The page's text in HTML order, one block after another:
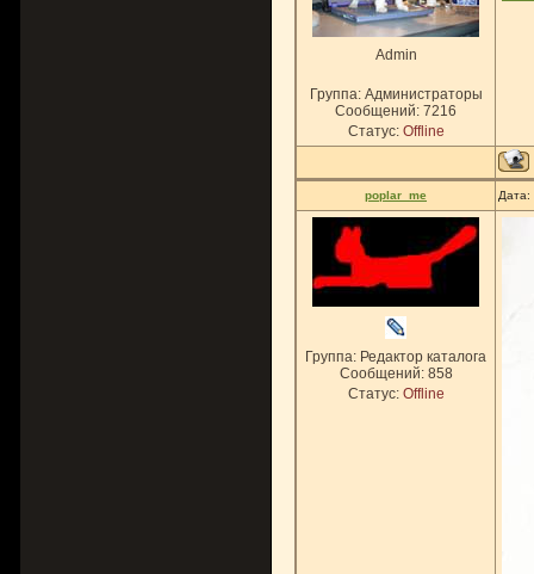
Admin
Группа: Администраторы
Сообщений: 7216
Статус: Offline
poplar_me
Группа: Редактор каталога
Сообщений: 858
Статус: Offline